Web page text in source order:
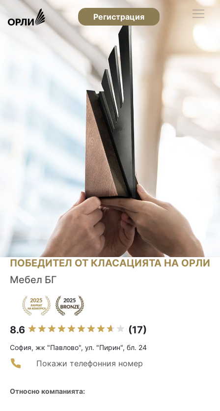
Регистрация
ПОБЕДИТЕЛ ОТ КЛАСАЦИЯТА НА ОРЛИ
Мебел БГ
8.6 (17)
София, жк "Павлово", ул. "Пирин", бл. 24
Покажи телефонния номер
Относно компанията: